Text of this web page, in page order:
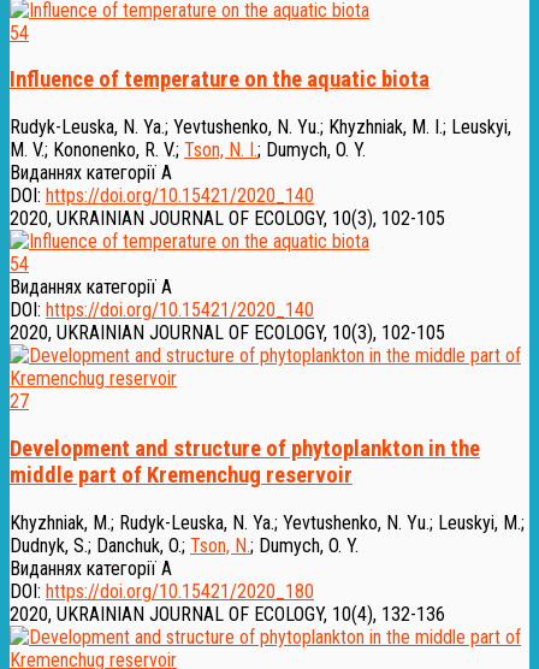
54
Influence of temperature on the aquatic biota
Rudyk-Leuska, N. Ya.; Yevtushenko, N. Yu.; Khyzhniak, M. I.; Leuskyi,
M. V.; Kononenko, R. V.; Tson, N. I.; Dumych, O. Y.
Виданнях категорії А
DOI: https://doi.org/10.15421/2020_140
2020, UKRAINIAN JOURNAL OF ECOLOGY, 10(3), 102-105
54
Виданнях категорії А
DOI: https://doi.org/10.15421/2020_140
2020, UKRAINIAN JOURNAL OF ECOLOGY, 10(3), 102-105
27
Development and structure of phytoplankton in the
middle part of Kremenchug reservoir
Khyzhniak, M.; Rudyk-Leuska, N. Ya.; Yevtushenko, N. Yu.; Leuskyi, M.;
Dudnyk, S.; Danchuk, O.; Tson, N.; Dumych, O. Y.
Виданнях категорії А
DOI: https://doi.org/10.15421/2020_180
2020, UKRAINIAN JOURNAL OF ECOLOGY, 10(4), 132-136